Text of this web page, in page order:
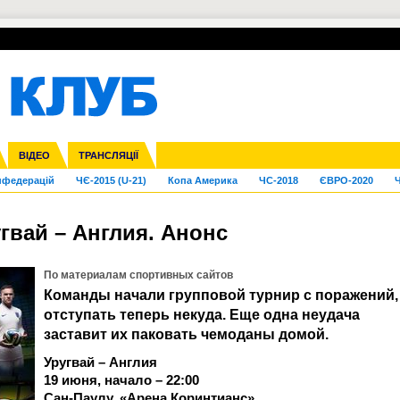
ВІДЕО ТРАНСЛЯЦІЇ
ліга Кубок України Молодіжка
Ліга націй Ліга конференцій
Франція Інші
ЧЄ-2015 (U-21) Копа Америка ЧС-2018 ЄВРО-2020
УПЛ-ПЕРЕХОДИ
– Англия. Анонс
По материалам спортивных сайтов
Команды начали групповой турнир с поражений,
отступать теперь некуда. Еще одна неудача
заставит их паковать чемоданы домой.
Уругвай – Англия
19 июня, начало – 22:00